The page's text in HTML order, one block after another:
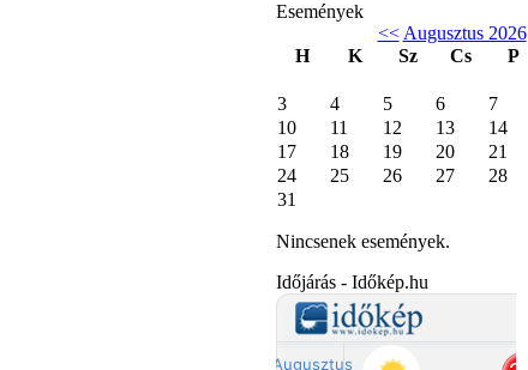
Események
<< Augusztus 2026
H
K Sz Cs P
3
4 5 6 7
10
11 12 13 14
17
18 19 20 21
24
25 26 27 28
31
Nincsenek események.
Időjárás - Időkép.hu